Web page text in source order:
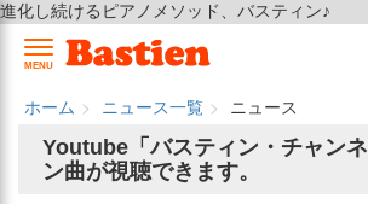
進化し続けるピアノメソッド、バスティン♪
MENU
ホーム ニュース一覧
ニュース
Youtube「バスティン・チャン
ン曲が視聴できます。